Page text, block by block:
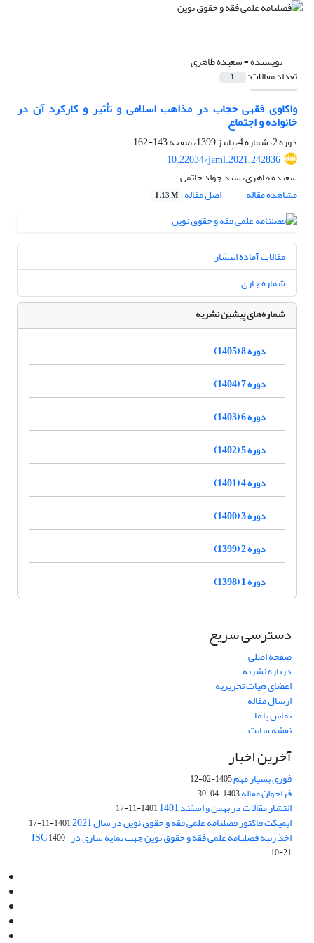
نویسنده =سعیده طاهری
تعداد مقالات: 1
واکاوی فقهی حجاب در مذاهب اسلامی و تأثیر و کارکرد آن در
خانواده و اجتماع
دوره 2، شماره 4، پاییز 1399، صفحه
143-162
10.22034/jaml.2021.242836
سعیده طاهری، سید جواد خاتمی
مشاهده مقاله
اصل مقاله 1.13 M
مقالات آماده انتشار
شماره جاری
شماره‌های پیشین نشریه
دوره 8 (1405)
دوره 7 (1404)
دوره 6 (1403)
دوره 5 (1402)
دوره 4 (1401)
دوره 3 (1400)
دوره 2 (1399)
دوره 1 (1398)
دسترسی سریع
صفحه اصلی
درباره نشریه
اعضای هیات تحریریه
ارسال مقاله
تماس با ما
نقشه سایت
آخرین اخبار
فوری بسیار مهم1405-02-12
فراخوان مقاله1403-04-30
انتشار مقالات در بهمن و اسفند 1401 1401-11-17
ایمپکت فاکتور فصلنامه علمی فقه و حقوق نوین در سال 2021 1401-11-17
اخذ رتبه فصلنامه علمی فقه و حقوق نوین جهت نمایه سازی در ISC1400-
10-21